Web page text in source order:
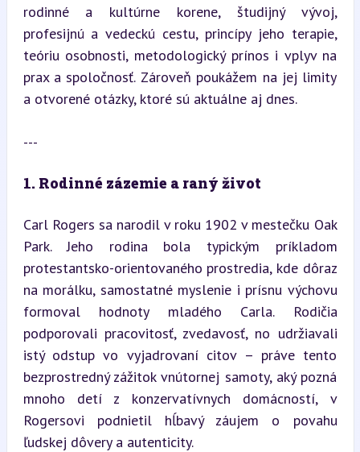
rodinné a kultúrne korene, študijný vývoj,
profesijnú a vedeckú cestu, princípy jeho terapie,
teóriu osobnosti, metodologický prínos i vplyv na
prax a spoločnosť. Zároveň poukážem na jej limity
a otvorené otázky, ktoré sú aktuálne aj dnes.
---
1. Rodinné zázemie a raný život
Carl Rogers sa narodil v roku 1902 v mestečku Oak
Park. Jeho rodina bola typickým príkladom
protestantsko-orientovaného prostredia, kde dôraz
na morálku, samostatné myslenie i prísnu výchovu
formoval hodnoty mladého Carla. Rodičia
podporovali pracovitosť, zvedavosť, no udržiavali
istý odstup vo vyjadrovaní citov – práve tento
bezprostredný zážitok vnútornej samoty, aký pozná
mnoho detí z konzervatívnych domácností, v
Rogersovi podnietil hĺbavý záujem o povahu
ľudskej dôvery a autenticity.